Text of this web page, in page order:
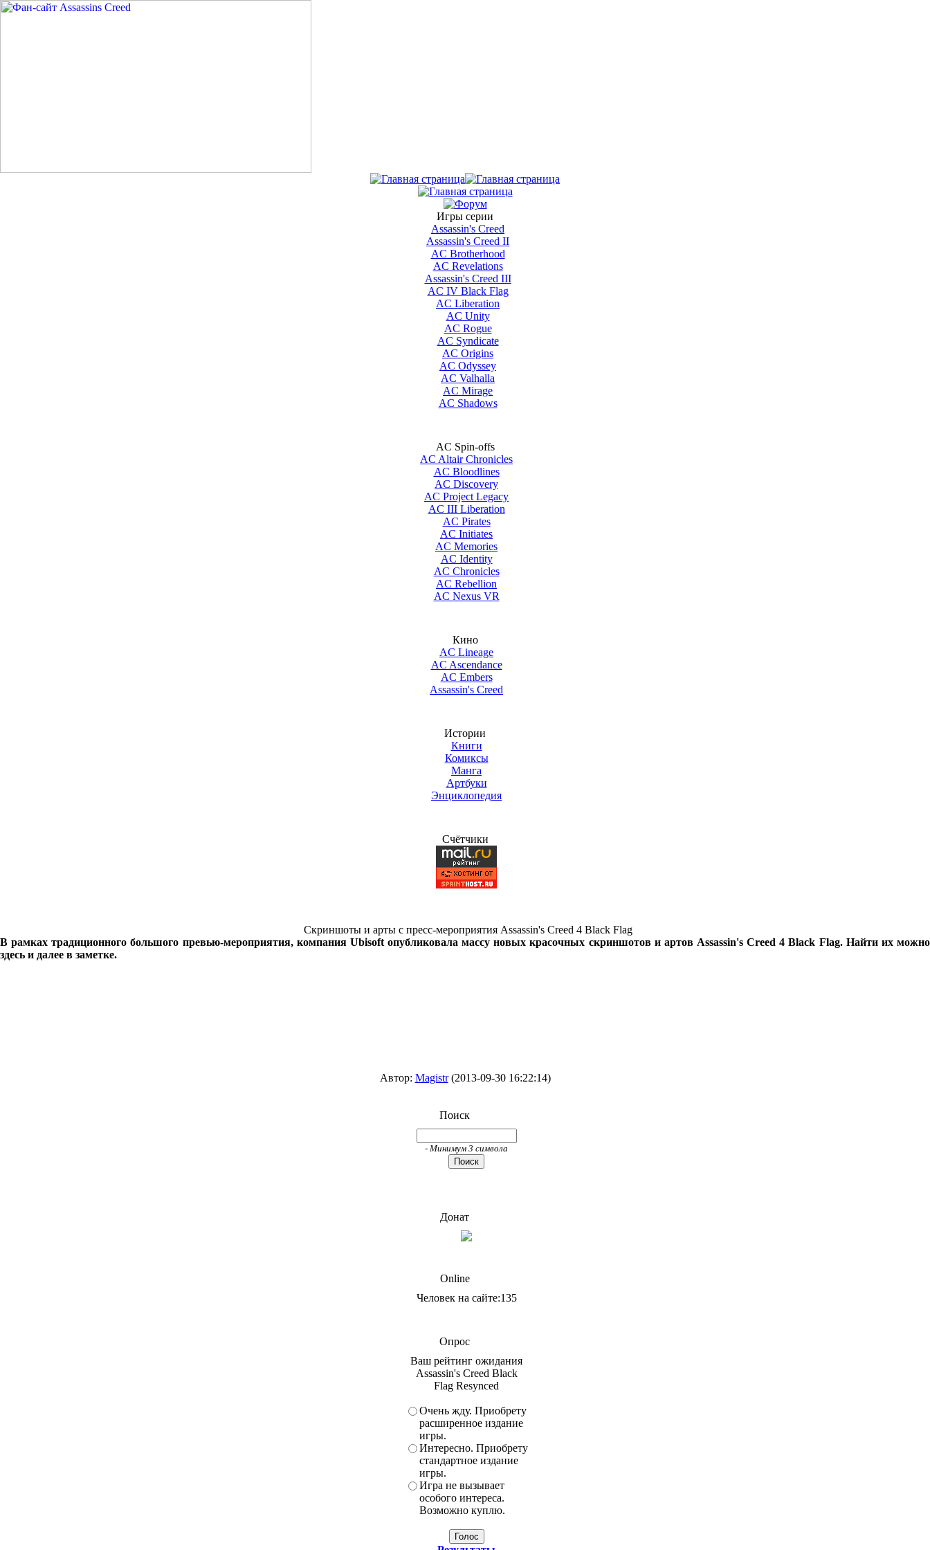
Игры серии
Assassin's Creed
Assassin's Creed II
AС Brotherhood
AC Revelations
Assassin's Creed III
AC IV Black Flag
AC Liberation
AC Unity
AC Rogue
AC Syndicate
AC Origins
AC Odyssey
AC Valhalla
AC Mirage
AC Shadows
AC Spin-offs
AC Altair Chronicles
AC Bloodlines
AC Discovery
AC Project Legacy
AC III Liberation
AC Pirates
AC Initiates
AC Memories
AC Identity
AC Chronicles
AC Rebellion
AC Nexus VR
Кино
AC Lineage
AC Ascendance
AC Embers
Assassin's Creed
Истории
Книги
Комиксы
Манга
Артбуки
Энциклопедия
Счётчики
Скриншоты и арты с пресс-мероприятия Assassin's Creed 4 Black Flag
В рамках традиционного большого превью-мероприятия, компания Ubisoft опубликовала массу новых красочных скриншотов и артов Assassin's Creed 4 Black Flag. Найти их можно
здесь и далее в заметке.
Автор: Magistr(2013-09-30 16:22:14)
Поиск
- Минимум 3 символа
Донат
Online
Человек на сайте:135
Опрос
Ваш рейтинг ожидания
Assassin's Creed Black
Flag Resynced
Очень жду. Приобрету
расширенное издание
игры.
Интересно. Приобрету
стандартное издание
игры.
Игра не вызывает
особого интереса.
Возможно куплю.